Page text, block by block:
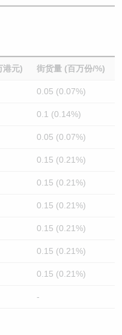
港元) 街货量 (百万份/%)
0.05 (0.07%)
0.1 (0.14%)
0.05 (0.07%)
0.15 (0.21%)
0.15 (0.21%)
0.15 (0.21%)
0.15 (0.21%)
0.15 (0.21%)
0.15 (0.21%)
-